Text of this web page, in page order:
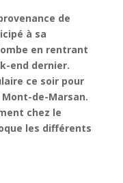
de
à sa
en rentrant
end dernier.
ce soir pour
de-Marsan.
chez le
les différents